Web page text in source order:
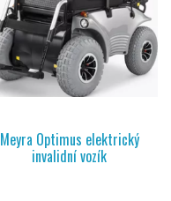
Meyra Optimus elektrický
invalidní vozík